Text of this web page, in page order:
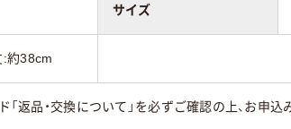
サイズ
:約38cm
「返品・交換について」を必ずご確認の上、お申込